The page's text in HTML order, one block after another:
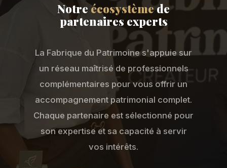
Notreécosystèmede
partenaires experts
La Fabrique du Patrimoine s'appuie sur
un réseau maîtrisé de professionnels
complémentaires pour vous offrir un
accompagnement patrimonial complet.
Chaque partenaire est sélectionné pour
son expertise et sa capacité à servir
vos intérêts.